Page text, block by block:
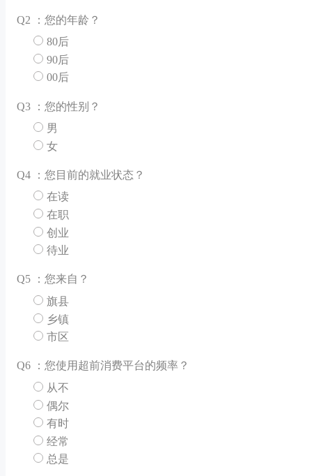
Q2 ：您的年龄？
80后
90后
00后
Q3 ：您的性别？
男
女
Q4 ：您目前的就业状态？
在读
在职
创业
待业
Q5 ：您来自？
旗县
乡镇
市区
Q6 ：您使用超前消费平台的频率？
从不
偶尔
有时
经常
总是